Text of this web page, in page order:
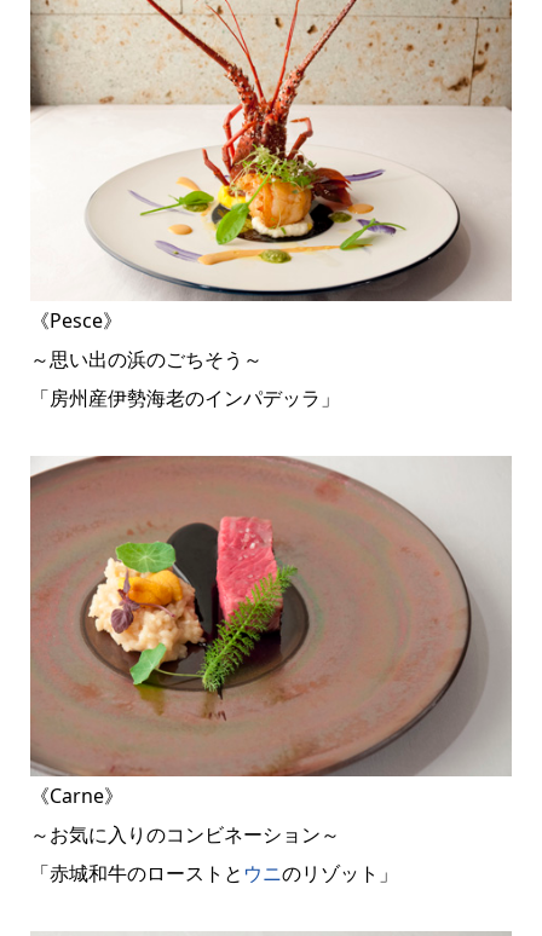
《Pesce》
～思い出の浜のごちそう～
「房州産伊勢海老のインパデッラ」
《Carne》
～お気に入りのコンビネーション～
「赤城和牛のローストと ウニのリゾット」